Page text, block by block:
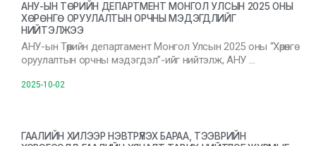
АНУ-ЫН ТӨРИЙН ДЕПАРТМЕНТ МОНГОЛ УЛСЫН 2025 ОНЫ
ХӨРӨНГӨ ОРУУЛАЛТЫН ОРЧНЫ МЭДЭГДЛИЙГ
НИЙТЭЛЖЭЭ
АНУ-ын Төрийн департамент Монгол Улсын 2025 оны “Хөрөнгө
оруулалтын орчны мэдэгдэл”-ийг нийтэлж, АНУ …
2025-10-02
ГААЛИЙН ХИЛЭЭР НЭВТРҮҮЛЭХ БАРАА, ТЭЭВРИЙН